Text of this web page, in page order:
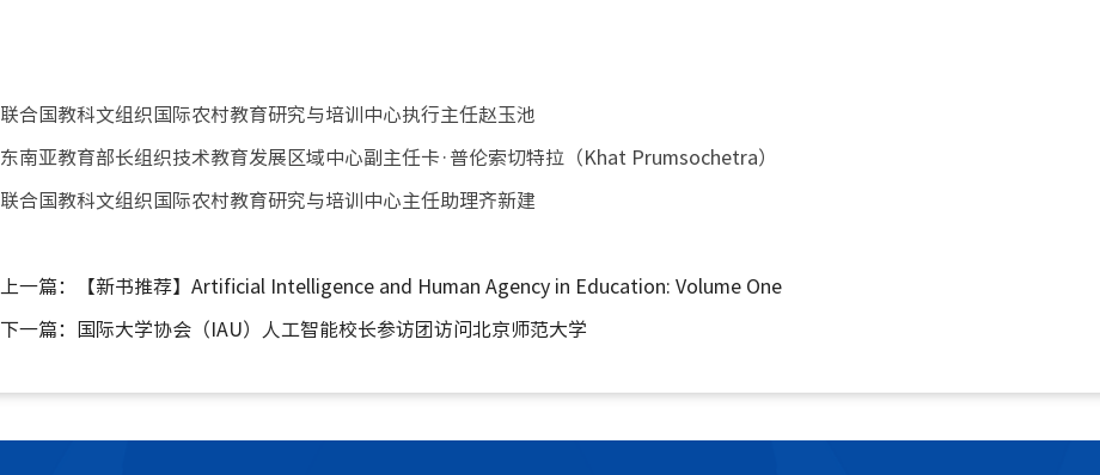
联合国教科文组织国际农村教育研究与培训中心执行主任赵玉池
东南亚教育部长组织技术教育发展区域中心副主任卡·普伦索切特拉（Khat Prumsochetra）
联合国教科文组织国际农村教育研究与培训中心主任助理齐新建
上一篇： 【新书推荐】Artificial Intelligence and Human Agency in Education: Volume One
下一篇： 国际大学协会（IAU）人工智能校长参访团访问北京师范大学